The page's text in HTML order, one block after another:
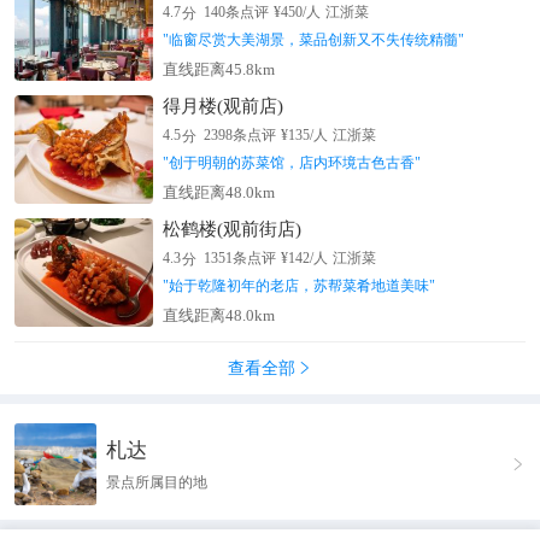
4.7分 140条点评 ¥450/人 江浙菜
"临窗尽赏大美湖景，菜品创新又不失传统精髓"
直线距离45.8km
得月楼(观前店)
4.5分 2398条点评 ¥135/人 江浙菜
"创于明朝的苏菜馆，店内环境古色古香"
直线距离48.0km
松鹤楼(观前街店)
4.3分 1351条点评 ¥142/人 江浙菜
"始于乾隆初年的老店，苏帮菜肴地道美味"
直线距离48.0km
查看全部 
札达
景点所属目的地
